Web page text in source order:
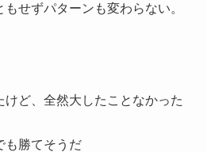
せずパターンも変わらない。
けど、全然大したことなかった
も勝てそうだ